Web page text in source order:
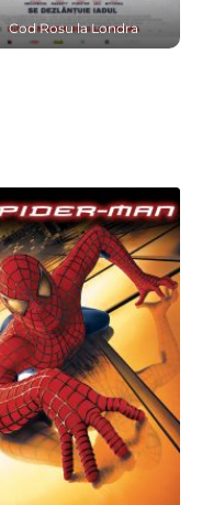
Cod Rosu la Londra